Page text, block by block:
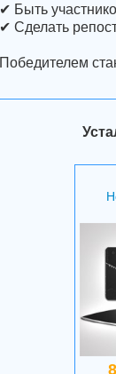
✔ Быть
✔ Сделать
Победителем